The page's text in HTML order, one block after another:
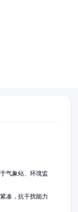
气象站、环境监
凑，抗干扰能力